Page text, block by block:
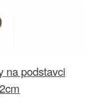
na podstavci